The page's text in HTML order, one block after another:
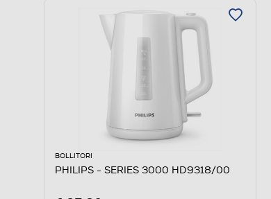
BOLLITORI
PHILIPS - SERIES 3000 HD9318/00